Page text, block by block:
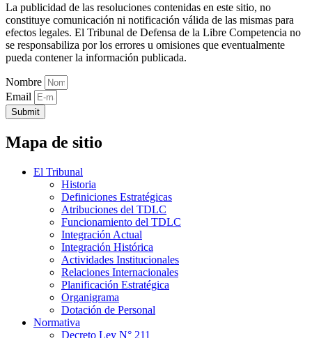
La publicidad de las resoluciones contenidas en este sitio, no
constituye comunicación ni notificación válida de las mismas para
efectos legales. El Tribunal de Defensa de la Libre Competencia no
se responsabiliza por los errores u omisiones que eventualmente
pueda contener la información publicada.
Nombre
Email
Submit
Mapa de sitio
El Tribunal
Historia
Definiciones Estratégicas
Atribuciones del TDLC
Funcionamiento del TDLC
Integración Actual
Integración Histórica
Actividades Institucionales
Relaciones Internacionales
Planificación Estratégica
Organigrama
Dotación de Personal
Normativa
Decreto Ley N° 211